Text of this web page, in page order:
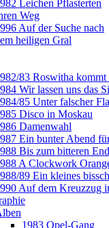
Leichen Pflasterten
Weg
Auf der Suche nach
heiligen Gral
83 Roswitha
Wir lassen uns das
85 Unter falscher
Disco in Moskau
Damenwahl
Ein bunter Abend
Bis zum bitteren
A Clockwork
89 Ein kleines
Auf dem Kreuzzug
1983 Opel-Gang